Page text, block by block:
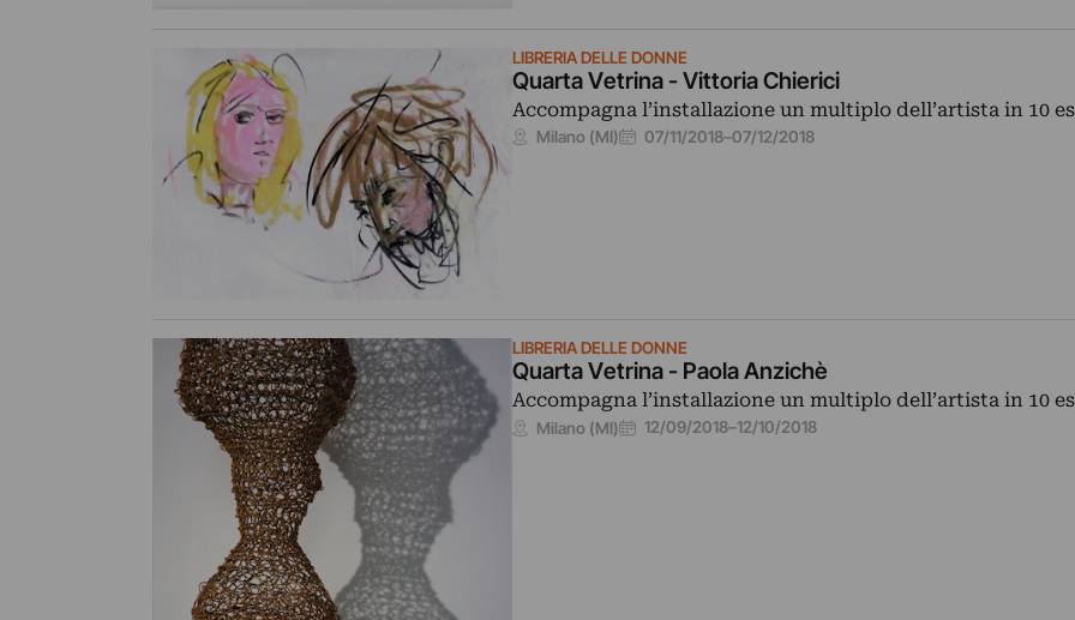
LIBRERIA DELLE DONNE
Quarta Vetrina - Vittoria Chierici
Accompagna l’installazione un multiplo dell’artista in 10
Milano (MI) 07/11/2018–07/12/2018
LIBRERIA DELLE DONNE
Quarta Vetrina - Paola Anzichè
Accompagna l’installazione un multiplo dell’artista in 10
Milano (MI) 12/09/2018–12/10/2018